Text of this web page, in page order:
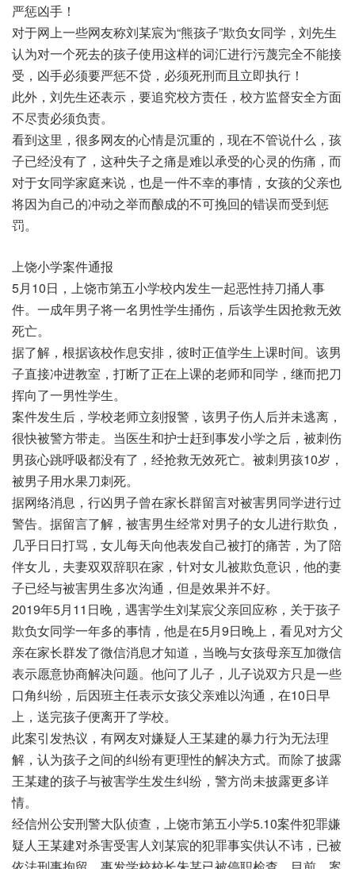
严惩凶手！
对于网上一些网友称刘某宸为“熊孩子”欺负女同学，刘先生
认为对一个死去的孩子使用这样的词汇进行污蔑完全不能接
受，凶手必须要严惩不贷，必须死刑而且立即执行！
此外，刘先生还表示，要追究校方责任，校方监督安全方面
不尽责必须负责。
看到这里，很多网友的心情是沉重的，现在不管说什么，孩
子已经没有了，这种失子之痛是难以承受的心灵的伤痛，而
对于女同学家庭来说，也是一件不幸的事情，女孩的父亲也
将因为自己的冲动之举而酿成的不可挽回的错误而受到惩
罚。
上饶小学案件通报
5月10日，上饶市第五小学校内发生一起恶性持刀捅人事
件。一成年男子将一名男性学生捅伤，后该学生因抢救无效
死亡。
据了解，根据该校作息安排，彼时正值学生上课时间。该男
子直接冲进教室，打断了正在上课的老师和同学，继而把刀
挥向了一男性学生。
案件发生后，学校老师立刻报警，该男子伤人后并未逃离，
很快被警方带走。当医生和护士赶到事发小学之后，被刺伤
男孩心跳呼吸都没有了，经抢救无效死亡。被刺男孩10岁，
被男子用水果刀刺死。
据网络消息，行凶男子曾在家长群留言对被害男同学进行过
警告。据留言了解，被害男生经常对男子的女儿进行欺负，
几乎日日打骂，女儿每天向他表发自己被打的痛苦，为了陪
伴女儿，夫妻双双辞职在家，针对女儿被欺负意识，他的妻
子已经与被害男生多次沟通，但是效果并不好。
2019年5月11日晚，遇害学生刘某宸父亲回应称，关于孩子
欺负女同学一年多的事情，他是在5月9日晚上，看见对方父
亲在家长群发了微信消息才知道，当晚与女孩母亲互加微信
表示愿意协商解决问题。他问了儿子，儿子说双方只是一些
口角纠纷，后因班主任表示女孩父亲难以沟通，在10日早
上，送完孩子便离开了学校。
此案引发热议，有网友对嫌疑人王某建的暴力行为无法理
解，认为孩子之间的纠纷有更理性的解决方式。而除了披露
王某建的孩子与被害学生发生纠纷，警方尚未披露更多详
情。
经信州公安刑警大队侦查，上饶市第五小学5.10案件犯罪嫌
疑人王某建对杀害受害人刘某宸的犯罪事实供认不讳，已被